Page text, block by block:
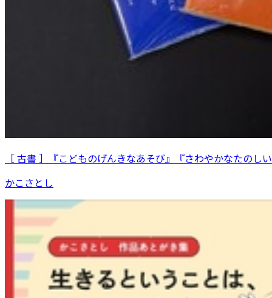
［ 古書 ］『こどものげんきなあそび』『さわやかなたの
かこさとし